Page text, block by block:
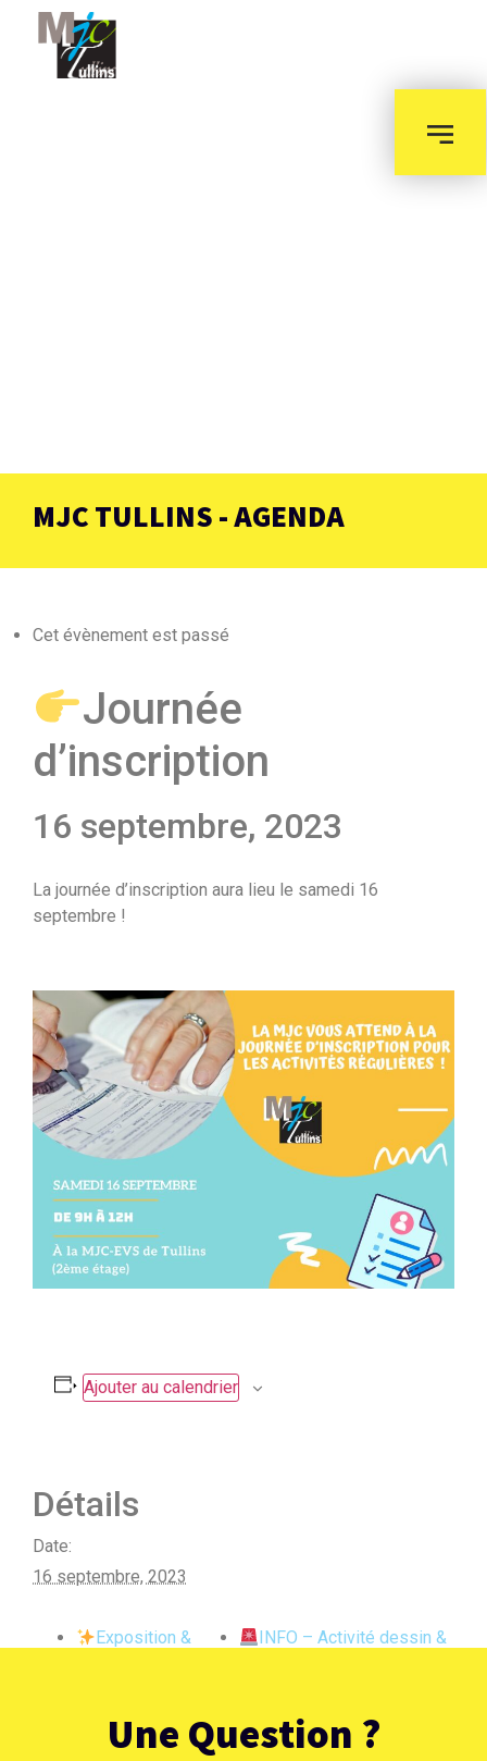
MJC TULLINS - AGENDA
Cet évènement est passé
Journée
d’inscription
16 septembre, 2023
La journée d’inscription aura lieu le samedi 16
septembre !
Ajouter au calendrier
Détails
Date:
16 septembre, 2023
Exposition &
INFO – Activité dessin &
Une Question ?